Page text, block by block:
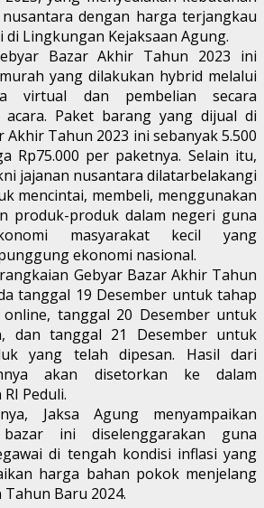
dengan harga terjangkau
Lingkungan Kejaksaan Agung.
Bazar Akhir Tahun 2023 ini
yang dilakukan hybrid melalui
virtual dan pembelian secara
Paket barang yang dijual di
Akhir Tahun 2023 ini sebanyak 5.500
Rp75.000 per paketnya. Selain itu,
jajanan nusantara dilatarbelakangi
mencintai, membeli, menggunakan
produk-produk dalam negeri guna
masyarakat kecil yang
ekonomi nasional.
Gebyar Bazar Akhir Tahun
tanggal 19 Desember untuk tahap
online, tanggal 20 Desember untuk
dan tanggal 21 Desember untuk
yang telah dipesan. Hasil dari
akan disetorkan ke dalam
Peduli.
Jaksa Agung menyampaikan
ini diselenggarakan guna
di tengah kondisi inflasi yang
harga bahan pokok menjelang
Tahun Baru 2024.